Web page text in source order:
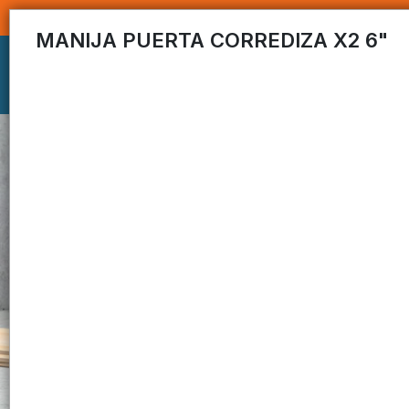
MANIJA PUERTA CORREDIZA X2 6"